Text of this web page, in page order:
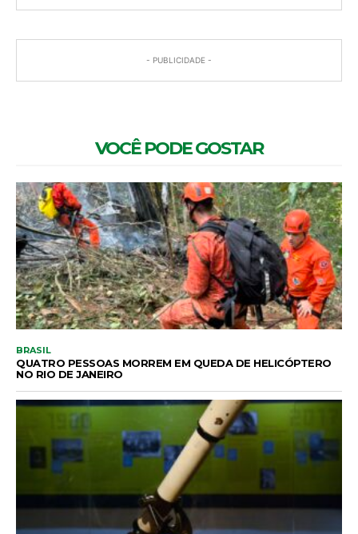
- PUBLICIDADE -
VOCÊ PODE GOSTAR
BRASIL
QUATRO PESSOAS MORREM EM QUEDA DE HELICÓPTERO
NO RIO DE JANEIRO